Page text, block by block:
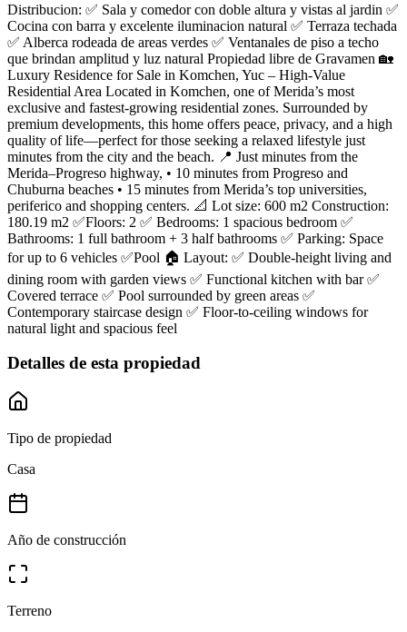
Distribucion: ✅ Sala y comedor con doble altura y vistas al jardin ✅
Cocina con barra y excelente iluminacion natural ✅ Terraza techada
✅ Alberca rodeada de areas verdes ✅ Ventanales de piso a techo
que brindan amplitud y luz natural Propiedad libre de Gravamen 🏡
Luxury Residence for Sale in Komchen, Yuc – High-Value
Residential Area Located in Komchen, one of Merida’s most
exclusive and fastest-growing residential zones. Surrounded by
premium developments, this home offers peace, privacy, and a high
quality of life—perfect for those seeking a relaxed lifestyle just
minutes from the city and the beach. 📍 Just minutes from the
Merida–Progreso highway, • 10 minutes from Progreso and
Chuburna beaches • 15 minutes from Merida’s top universities,
periferico and shopping centers. 📐 Lot size: 600 m2 Construction:
180.19 m2 ✅Floors: 2 ✅ Bedrooms: 1 spacious bedroom ✅
Bathrooms: 1 full bathroom + 3 half bathrooms ✅ Parking: Space
for up to 6 vehicles ✅Pool 🏠 Layout: ✅ Double-height living and
dining room with garden views ✅ Functional kitchen with bar ✅
Covered terrace ✅ Pool surrounded by green areas ✅
Contemporary staircase design ✅ Floor-to-ceiling windows for
natural light and spacious feel
Detalles de esta propiedad
Tipo de propiedad
Casa
Año de construcción
Terreno